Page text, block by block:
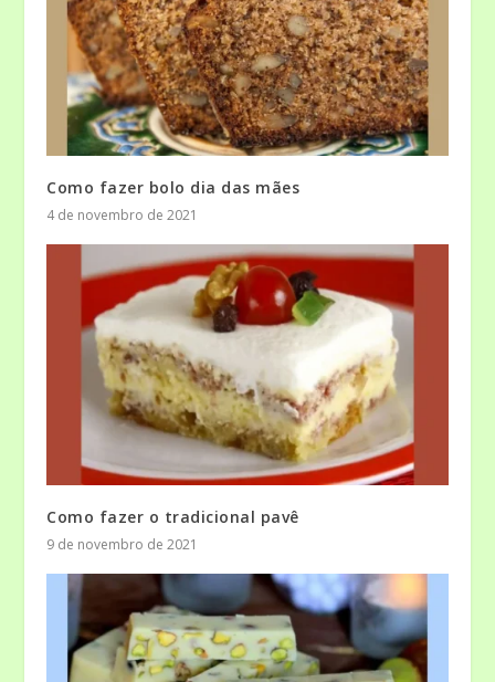
Como fazer bolo dia das mães
4 de novembro de 2021
Como fazer o tradicional pavê
9 de novembro de 2021